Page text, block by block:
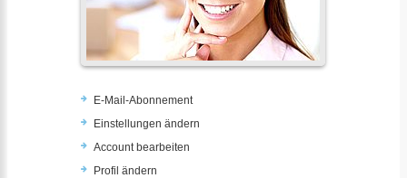
E-Mail-Abonnement
Einstellungen ändern
Account bearbeiten
Profil ändern